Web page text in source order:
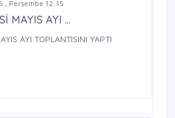
, Perşembe 12:15
MAYIS AYI ...
AYI TOPLANTISINI YAPTI